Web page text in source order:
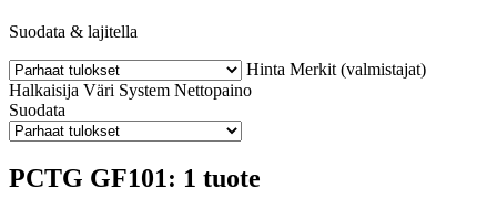
Suodata & lajitella
Hinta Merkit (valmistajat)
Halkaisija Väri System Nettopaino
Suodata
PCTG GF101: 1 tuote